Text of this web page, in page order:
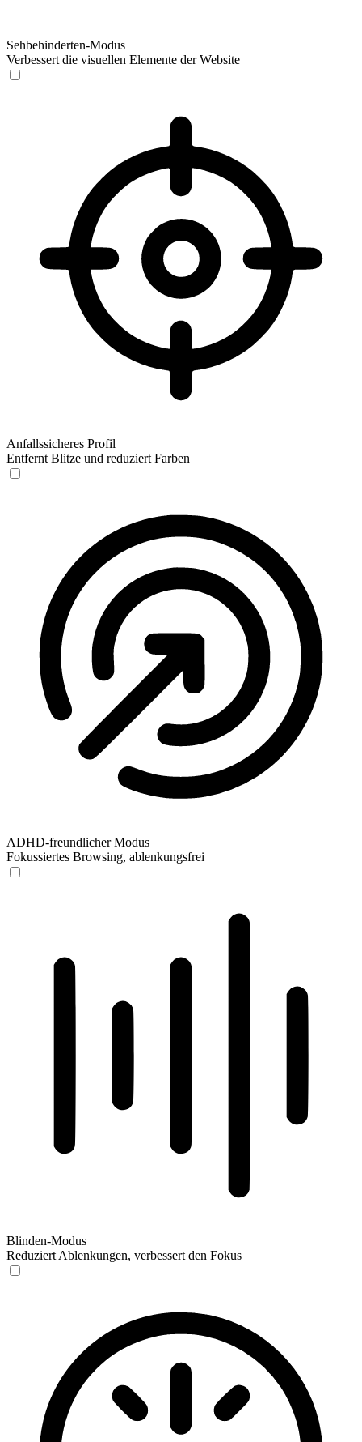
Sehbehinderten-Modus
Verbessert die visuellen Elemente der Website
Anfallssicheres Profil
Entfernt Blitze und reduziert Farben
ADHD-freundlicher Modus
Fokussiertes Browsing, ablenkungsfrei
Blinden-Modus
Reduziert Ablenkungen, verbessert den Fokus